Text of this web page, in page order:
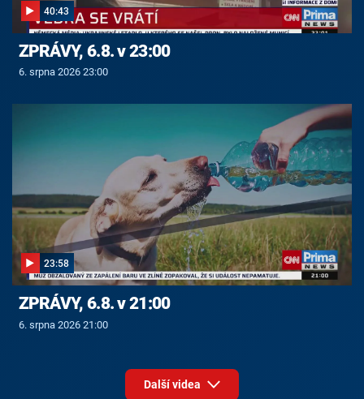
40:43
ZPRÁVY, 6.8. v 23:00
6. srpna 2026 23:00
23:58
ZPRÁVY, 6.8. v 21:00
6. srpna 2026 21:00
Další videa